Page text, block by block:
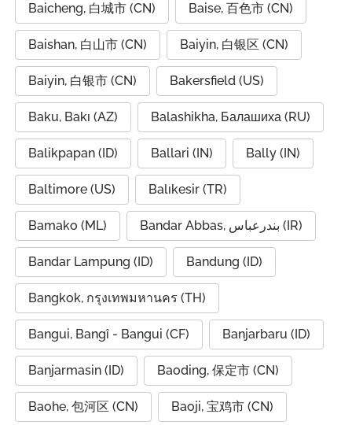
Baicheng, 白城市 (CN) Baise, 百色市 (CN)
Baishan, 白山市 (CN) Baiyin, 白银区 (CN)
Baiyin, 白银市 (CN) Bakersfield (US)
Baku, Bakı (AZ) Balashikha, Балашиха (RU)
Balikpapan (ID) Ballari (IN) Bally (IN)
Baltimore (US) Balıkesir (TR)
Bamako (ML) Bandar Abbas, بندرعباس (IR)
Bandar Lampung (ID) Bandung (ID)
Bangkok, กรุงเทพมหานคร (TH)
Bangui, Bangî - Bangui (CF) Banjarbaru (ID)
Banjarmasin (ID) Baoding, 保定市 (CN)
Baohe, 包河区 (CN) Baoji, 宝鸡市 (CN)